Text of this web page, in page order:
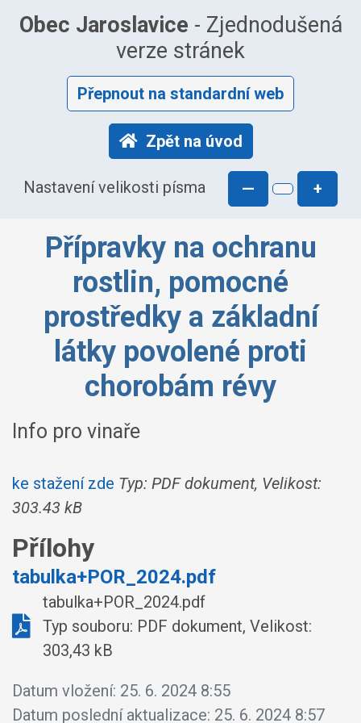
Obec Jaroslavice - Zjednodušená
verze stránek
Přepnout na standardní web
Zpět na úvod
Nastavení velikosti písma — +
Přípravky na ochranu
rostlin, pomocné
prostředky a základní
látky povolené proti
chorobám révy
Info pro vinaře
ke stažení zde Typ: PDF dokument, Velikost:
303.43 kB
Přílohy
tabulka+POR_2024.pdf
tabulka+POR_2024.pdf
Typ souboru: PDF dokument, Velikost:
303,43 kB
Datum vložení: 25. 6. 2024 8:55
Datum poslední aktualizace: 25. 6. 2024 8:57